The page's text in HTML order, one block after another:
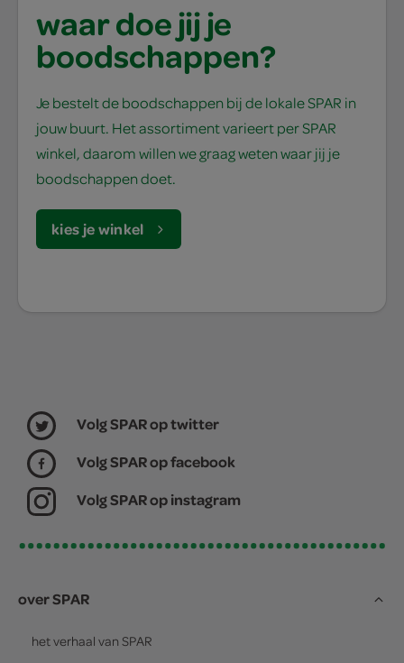
waar doe jij je
boodschappen?
Je bestelt de boodschappen bij de lokale SPAR in
jouw buurt. Het assortiment varieert per SPAR
winkel, daarom willen we graag weten waar jij je
boodschappen doet.
kies je winkel
Volg SPAR op twitter
Volg SPAR op facebook
Volg SPAR op instagram
over SPAR
het verhaal van SPAR